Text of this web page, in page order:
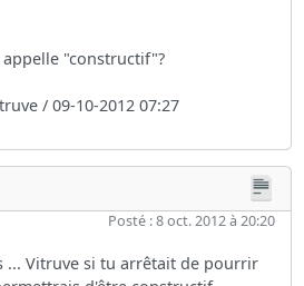
"constructif"?
/ 09-10-2012 07:27
Posté : 8 oct. 2012 à 20:20
... Vitruve si tu arrêtait de pourrir